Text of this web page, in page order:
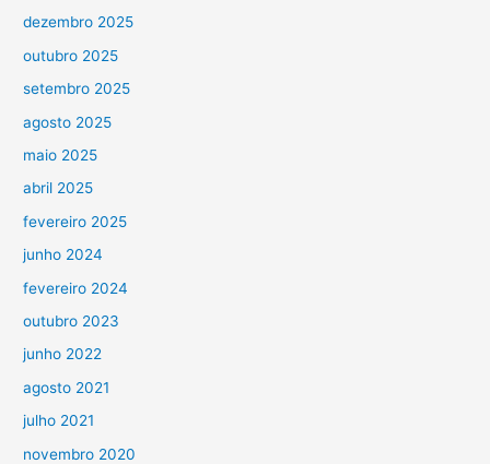
dezembro 2025
outubro 2025
setembro 2025
agosto 2025
maio 2025
abril 2025
fevereiro 2025
junho 2024
fevereiro 2024
outubro 2023
junho 2022
agosto 2021
julho 2021
novembro 2020